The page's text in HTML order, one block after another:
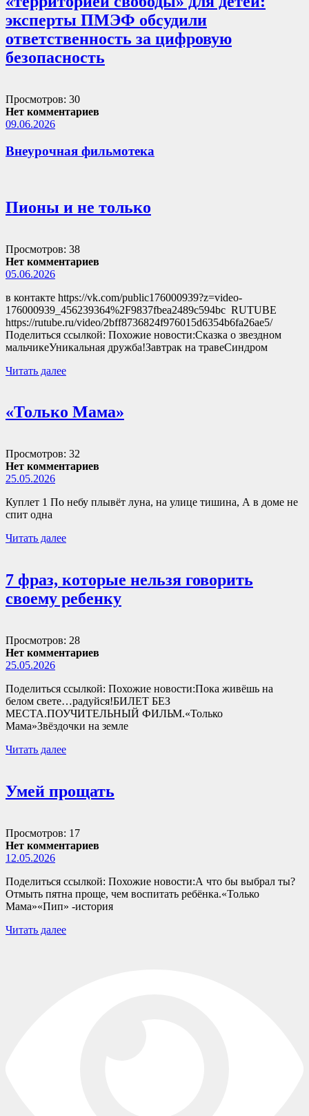
эксперты ПМЭФ обсудили
ответственность за цифровую
безопасность
Просмотров: 30
Нет комментариев
09.06.2026
Внеурочная фильмотека
Пионы и не только
Просмотров: 38
Нет комментариев
05.06.2026
в контакте https://vk.com/public176000939?z=video-
176000939_456239364%2F9837fbea2489c594bc RUTUBE
https://rutube.ru/video/2bff8736824f976015d6354b6fa26ae5/
Поделиться ссылкой: Похожие новости:Сказка о звездном
мальчикеУникальная дружба!Завтрак на травеСиндром
Читать далее
«Только Мама»
Просмотров: 32
Нет комментариев
25.05.2026
Куплет 1 По небу плывёт луна, на улице тишина, А в доме не
спит одна
Читать далее
7 фраз, которые нельзя говорить
своему ребенку
Просмотров: 28
Нет комментариев
25.05.2026
Поделиться ссылкой: Похожие новости:Пока живёшь на
белом свете…радуйся!БИЛЕТ БЕЗ
МЕСТА.ПОУЧИТЕЛЬНЫЙ ФИЛЬМ.«Только
Мама»Звёздочки на земле
Читать далее
Умей прощать
Просмотров: 17
Нет комментариев
12.05.2026
Поделиться ссылкой: Похожие новости:А что бы выбрал ты?
Отмыть пятна проще, чем воспитать ребёнка.«Только
Мама»«Пип» -история
Читать далее